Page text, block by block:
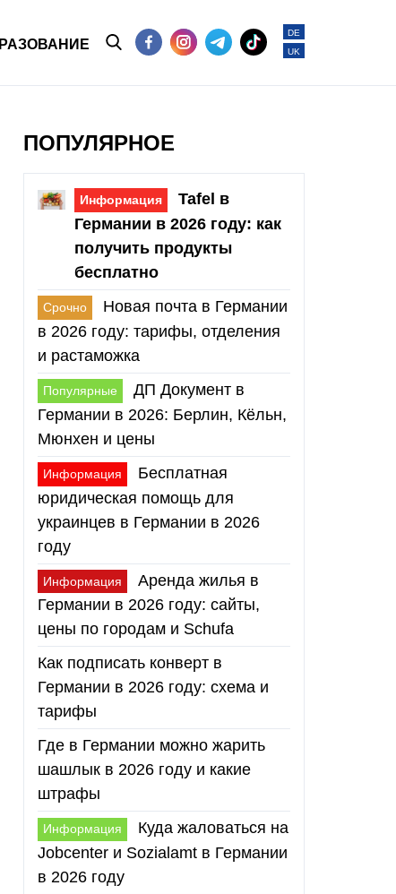
DE
UK
ПОПУЛЯРНОЕ
Информация
Tafel в
Германии в 2026 году: как
получить продукты
бесплатно
Срочно
Новая почта в Германии
в 2026 году: тарифы, отделения
и растаможка
Популярные
ДП Документ в
Германии в 2026: Берлин, Кёльн,
Мюнхен и цены
Информация
Бесплатная
юридическая помощь для
украинцев в Германии в 2026
году
Информация
Аренда жилья в
Германии в 2026 году: сайты,
цены по городам и Schufa
Как подписать конверт в
Германии в 2026 году: схема и
тарифы
Где в Германии можно жарить
шашлык в 2026 году и какие
штрафы
Информация
Куда жаловаться на
Jobcenter и Sozialamt в Германии
в 2026 году